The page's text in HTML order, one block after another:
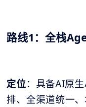
路线1：全栈
定位：具备AI原
排、全渠道统一